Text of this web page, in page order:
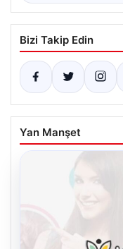
Bizi Takip Edin
Yan Manşet